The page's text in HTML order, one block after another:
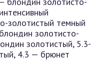
золотистый темный
золотисто-
золотистый, 5.3-
4.3 — брюнет